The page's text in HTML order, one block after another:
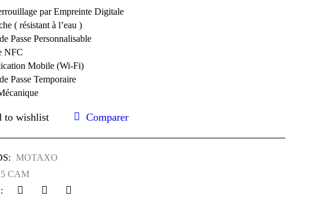
par Empreinte Digitale
( résistant à l’eau )
Passe Personnalisable
NFC
Mobile (Wi-Fi)
Passe Temporaire
Comparer
MOTAXO
CAM